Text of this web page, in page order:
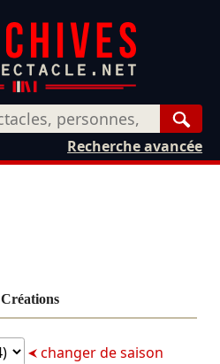
Recherche avancée
Créations
changer de saison